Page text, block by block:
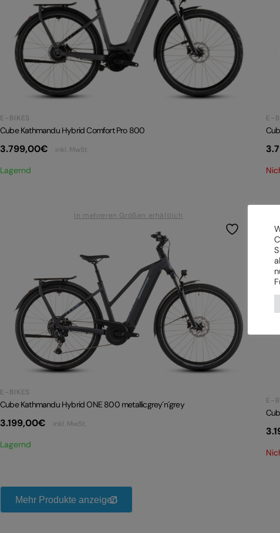
E-BIKES
Cube Kathmandu Hybrid Comfort Pro 800
3.799,00€ inkl. MwSt.
Lagernd
E-
In mehreren Größen erhältlich
E-BIKES
Cube Kathmandu Hybrid ONE 800 metallicgrey´n´grey
3.199,00€ inkl. MwSt.
Lagernd
E-
Mehr Produkte anzeigen